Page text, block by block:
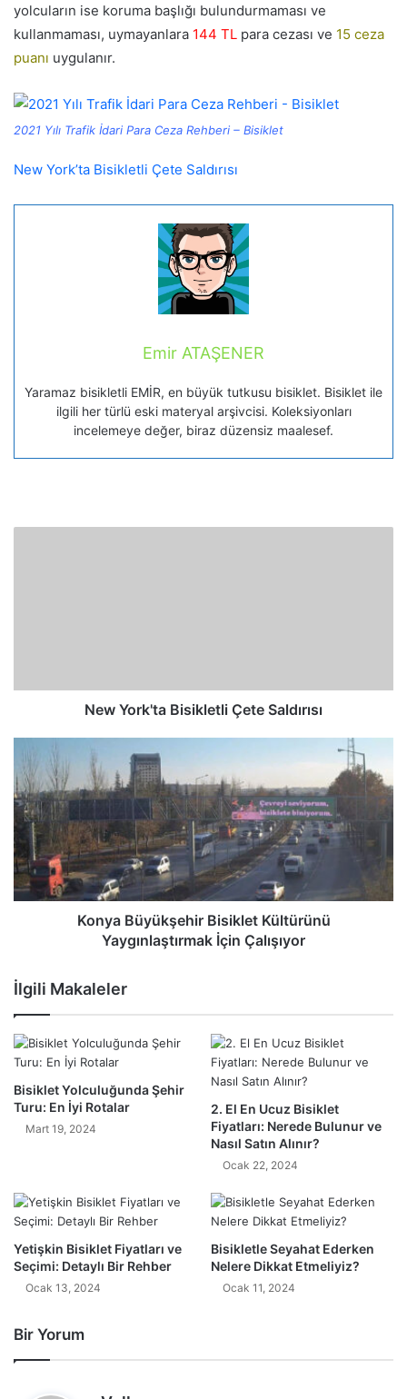
yolcuların ise koruma başlığı bulundurmaması ve
kullanmaması, uymayanlara 144 TL para cezası ve 15 ceza
puanı uygulanır.
2021 Yılı Trafik İdari Para Ceza Rehberi – Bisiklet
New York’ta Bisikletli Çete Saldırısı
Emir ATAŞENER
Yaramaz bisikletli EMİR, en büyük tutkusu bisiklet. Bisiklet ile
ilgili her türlü eski materyal arşivcisi. Koleksiyonları
incelemeye değer, biraz düzensiz maalesef.
New York'ta Bisikletli Çete Saldırısı
Konya Büyükşehir Bisiklet Kültürünü
Yaygınlaştırmak İçin Çalışıyor
İlgili Makaleler
Bisiklet Yolculuğunda Şehir
Turu: En İyi Rotalar
Mart 19, 2024
2. El En Ucuz Bisiklet
Fiyatları: Nerede Bulunur ve
Nasıl Satın Alınır?
Ocak 22, 2024
Yetişkin Bisiklet Fiyatları ve
Seçimi: Detaylı Bir Rehber
Ocak 13, 2024
Bisikletle Seyahat Ederken
Nelere Dikkat Etmeliyiz?
Ocak 11, 2024
Bir Yorum